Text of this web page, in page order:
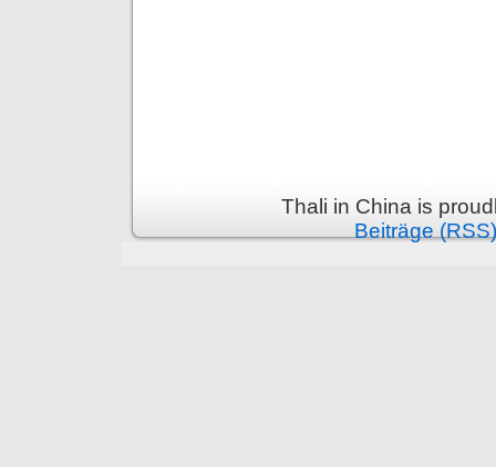
Thali in China is
Beiträge (RSS)